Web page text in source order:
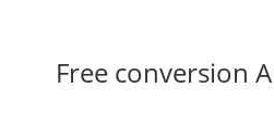
Free conversion